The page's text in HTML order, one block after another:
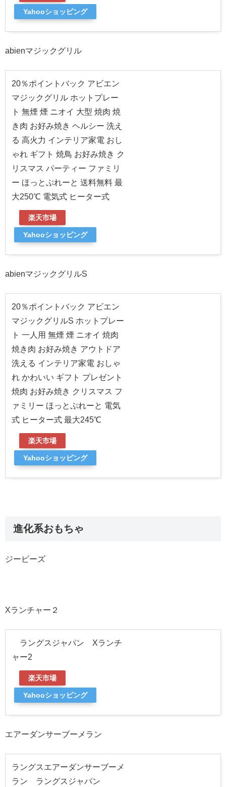
Yahooショッピング
abienマジックグリル
20％ポイントバック アビエン
マジックグリル ホットプレー
ト 無煙 煙 ニオイ 大型 焼肉 焼
き肉 お好み焼き ヘルシー 洗え
る 高火力 インテリア家電 おし
ゃれ ギフト 焼鳥 お好み焼き ク
リスマス パーティー ファミリ
ー ほっとぷれーと 送料無料 最
大250℃ 電気式 ヒーター式
楽天市場
Yahooショッピング
abienマジックグリルS
20％ポイントバック アビエン
マジックグリルS ホットプレー
ト 一人用 無煙 煙 ニオイ 焼肉
焼き肉 お好み焼き アウトドア
洗える インテリア家電 おしゃ
れ かわいい ギフト プレゼント
焼肉 お好み焼き クリスマス フ
ァミリー ほっとぷれーと 電気
式 ヒーター式 最大245℃
楽天市場
Yahooショッピング
進化系おもちゃ
ジービーズ
Xランチャー２
ラングスジャパン Xランチ
ャー2
楽天市場
Yahooショッピング
エアーダンサーブーメラン
ラングスエアーダンサーブーメ
ラン ラングスジャパン